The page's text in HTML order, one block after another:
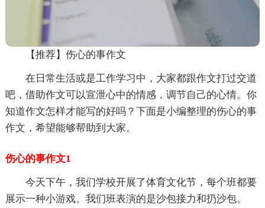
【推荐】伤心的事作文
在日常生活或是工作学习中，大家都跟作文打过交道
吧，借助作文可以宣泄心中的情感，调节自己的心情。你
知道作文怎样才能写的好吗？下面是小编整理的伤心的事
作文，希望能够帮助到大家。
伤心的事作文1
今天下午，我们学校开展了体育文化节，每个班都要
展示一种小游戏。我们班表演的是沙包接力和扔沙包。